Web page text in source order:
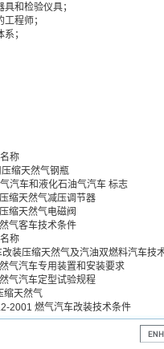
和检验仪具；
程师；
；
称
缩天然气钢瓶
车和液化石油气汽车 标志
天然气减压调节器
天然气电磁阀
客车技术条件
称
压缩天然气及汽油双燃料汽车技
汽车专用装置和安装要求
汽车定型试验规程
天然气
燃气汽车改装技术条件